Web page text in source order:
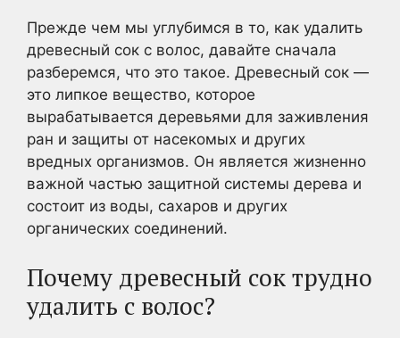
Прежде чем мы углубимся в то, как удалить
древесный сок с волос, давайте сначала
разберемся, что это такое. Древесный сок —
это липкое вещество, которое
вырабатывается деревьями для заживления
ран и защиты от насекомых и других
вредных организмов. Он является жизненно
важной частью защитной системы дерева и
состоит из воды, сахаров и других
органических соединений.
Почему древесный сок трудно
удалить с волос?